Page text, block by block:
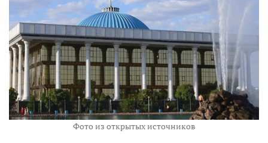
Фото из открытых источников